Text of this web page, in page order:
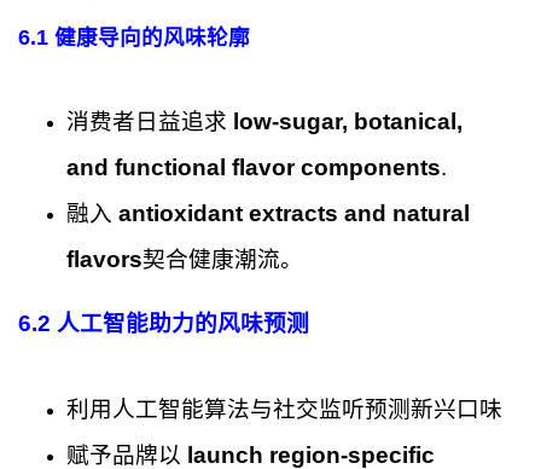
6.1 健康导向的风味轮廓
消费者日益追求 low-sugar, botanical,
and functional flavor components.
融入 antioxidant extracts and natural
flavors契合健康潮流。
6.2 人工智能助力的风味预测
利用人工智能算法与社交监听预测新兴口味
赋予品牌以 launch region-specific